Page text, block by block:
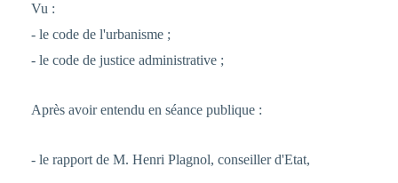
Vu :
- le code de l'urbanisme ;
- le code de justice administrative ;
Après avoir entendu en séance publique :
- le rapport de M. Henri Plagnol, conseiller d'Etat,